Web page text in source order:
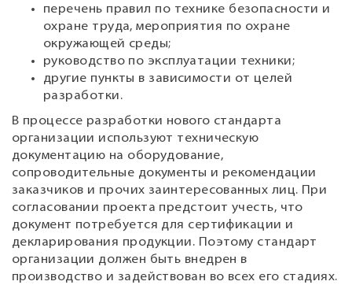
перечень правил по технике безопасности и
охране труда, мероприятия по охране
окружающей среды;
руководство по эксплуатации техники;
другие пункты в зависимости от целей
разработки.
В процессе разработки нового стандарта
организации используют техническую
документацию на оборудование,
сопроводительные документы и рекомендации
заказчиков и прочих заинтересованных лиц. При
согласовании проекта предстоит учесть, что
документ потребуется для сертификации и
декларирования продукции. Поэтому стандарт
организации должен быть внедрен в
производство и задействован во всех его стадиях.